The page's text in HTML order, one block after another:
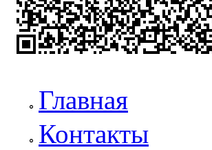
Главная
Контакты